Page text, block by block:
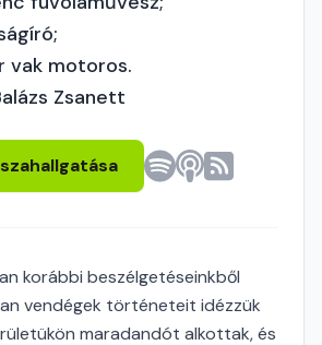
vak motoros.
Zsanett
korábbi beszélgetéseinkből
vendégek történeteit idézzük
maradandót alkottak, és